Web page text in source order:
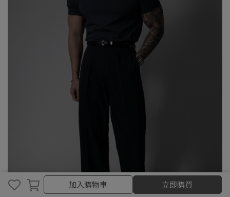
取消 完成
加入購物車 立即購買